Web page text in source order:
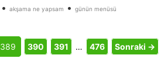
• akşama ne yapsam • günün menüsü
389 390 391 … 476 Sonraki →